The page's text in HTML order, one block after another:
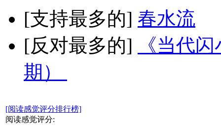
[支持最多的] 春水流
[反对最多的]
《当代
期）
[阅读感觉评分排行榜]
阅读感觉评分: